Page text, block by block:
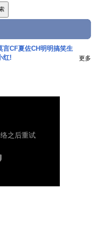
言CF夏佐CH明明搞笑生
红!
更多